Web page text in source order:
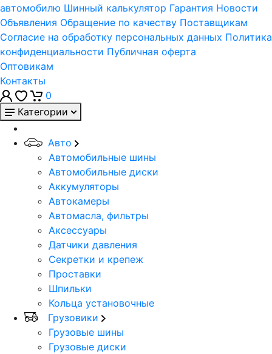
автомобилю Шинный калькулятор Гарантия Новости
Объявления Обращение по качеству Поставщикам
Согласие на обработку персональных данных Политика
конфиденциальности Публичная оферта
Оптовикам
Контакты
0
Категории
Авто
Автомобильные шины
Автомобильные диски
Аккумуляторы
Автокамеры
Автомасла, фильтры
Аксессуары
Датчики давления
Секретки и крепеж
Проставки
Шпильки
Кольца установочные
Грузовики
Грузовые шины
Грузовые диски